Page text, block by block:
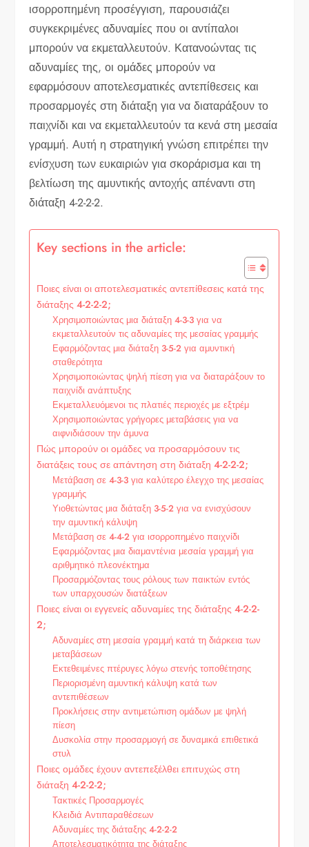
ισορροπημένη προσέγγιση, παρουσιάζει
συγκεκριμένες αδυναμίες που οι αντίπαλοι
μπορούν να εκμεταλλευτούν. Κατανοώντας τις
αδυναμίες της, οι ομάδες μπορούν να
εφαρμόσουν αποτελεσματικές αντεπίθεσεις και
προσαρμογές στη διάταξη για να διαταράξουν το
παιχνίδι και να εκμεταλλευτούν τα κενά στη μεσαία
γραμμή. Αυτή η στρατηγική γνώση επιτρέπει την
ενίσχυση των ευκαιριών για σκοράρισμα και τη
βελτίωση της αμυντικής αντοχής απέναντι στη
διάταξη 4-2-2-2.
Key sections in the article:
Ποιες είναι οι αποτελεσματικές αντεπίθεσεις κατά της
διάταξης 4-2-2-2;
Χρησιμοποιώντας μια διάταξη 4-3-3 για να
εκμεταλλευτούν τις αδυναμίες της μεσαίας γραμμής
Εφαρμόζοντας μια διάταξη 3-5-2 για αμυντική
σταθερότητα
Χρησιμοποιώντας ψηλή πίεση για να διαταράξουν το
παιχνίδι ανάπτυξης
Εκμεταλλευόμενοι τις πλατιές περιοχές με εξτρέμ
Χρησιμοποιώντας γρήγορες μεταβάσεις για να
αιφνιδιάσουν την άμυνα
Πώς μπορούν οι ομάδες να προσαρμόσουν τις
διατάξεις τους σε απάντηση στη διάταξη 4-2-2-2;
Μετάβαση σε 4-3-3 για καλύτερο έλεγχο της μεσαίας
γραμμής
Υιοθετώντας μια διάταξη 3-5-2 για να ενισχύσουν
την αμυντική κάλυψη
Μετάβαση σε 4-4-2 για ισορροπημένο παιχνίδι
Εφαρμόζοντας μια διαμαντένια μεσαία γραμμή για
αριθμητικό πλεονέκτημα
Προσαρμόζοντας τους ρόλους των παικτών εντός
των υπαρχουσών διατάξεων
Ποιες είναι οι εγγενείς αδυναμίες της διάταξης 4-2-2-
2;
Αδυναμίες στη μεσαία γραμμή κατά τη διάρκεια των
μεταβάσεων
Εκτεθειμένες πτέρυγες λόγω στενής τοποθέτησης
Περιορισμένη αμυντική κάλυψη κατά των
αντεπιθέσεων
Προκλήσεις στην αντιμετώπιση ομάδων με ψηλή
πίεση
Δυσκολία στην προσαρμογή σε δυναμικά επιθετικά
στυλ
Ποιες ομάδες έχουν αντεπεξέλθει επιτυχώς στη
διάταξη 4-2-2-2;
Τακτικές Προσαρμογές
Κλειδιά Αντιπαραθέσεων
Αδυναμίες της διάταξης 4-2-2-2
Αποτελεσματικότητα της διάταξης